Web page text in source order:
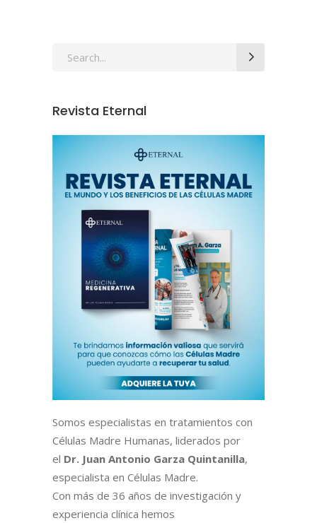
Revista Eternal
Somos especialistas en tratamientos con
Células Madre Humanas, liderados por
el Dr. Juan Antonio Garza Quintanilla,
especialista en Células Madre.
Con más de 36 años de investigación y
experiencia clínica hemos